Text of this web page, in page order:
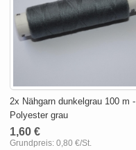
2x Nähgarn dunkelgrau 100 m -
Polyester grau
1,60 €
Grundpreis:0,80 €/St.